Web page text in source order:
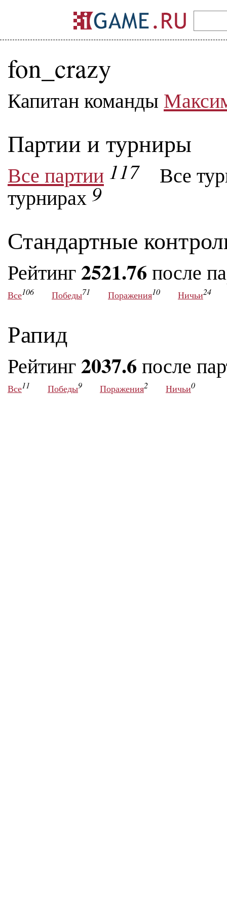
fon_crazy
Капитан команды
Партии и турниры
Все партии 117
Все
турнирах9
Стандартные
Рейтинг2521.76 после
Все106 Победы71 Поражения10 Ничьи24
Рапид
Рейтинг2037.6 после
Все11 Победы9 Поражения2 Ничьи0